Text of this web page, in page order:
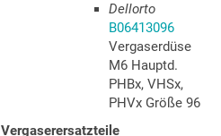
Dellorto
B06413096
Vergaserdüse
M6 Hauptd.
PHBx, VHSx,
PHVx Größe 96
Vergaserersatzteile